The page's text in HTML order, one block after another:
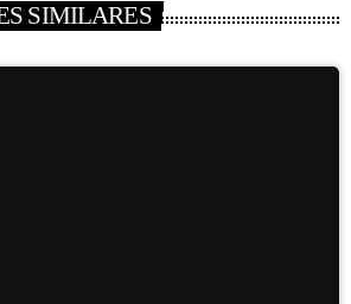
SIMILARES